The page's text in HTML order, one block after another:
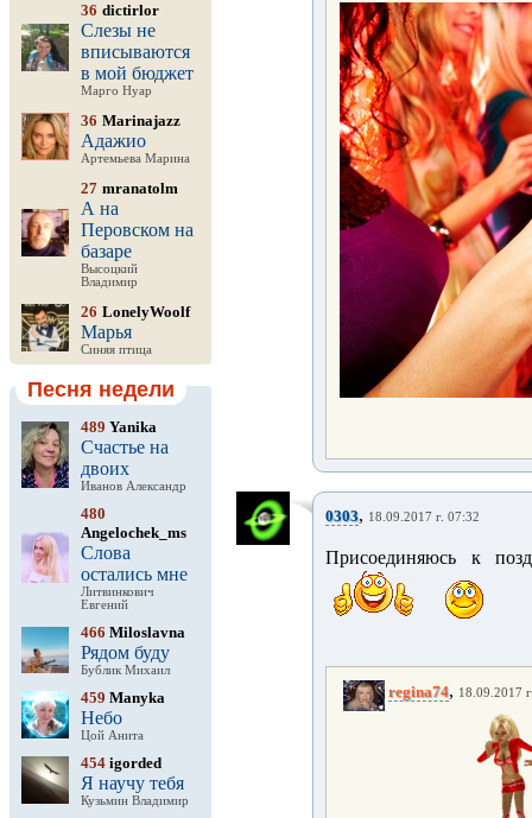
36 dictirlor
Слезы не
вписываются
в мой бюджет
Марго Нуар
36 Marinajazz
Адажио
Артемьева Марина
27 mranatolm
А на
Перовском на
базаре
Высоцкий
Владимир
26 LonelyWoolf
Марья
Синяя птица
Песня недели
489 Yanika
Счастье на
двоих
Иванов Александр
480
Angelochek_ms
Слова
остались мне
Литвинкович
Евгений
466 Miloslavna
Рядом буду
Бублик Михаил
459 Manyka
Небо
Цой Анита
454 igorded
Я научу тебя
Кузьмин Владимир
0303, 18.09.2017 г. 07:32
Присоединяюсь к
regina74, 18.09.2017